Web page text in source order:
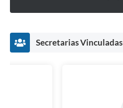
Secretarias Vinculadas